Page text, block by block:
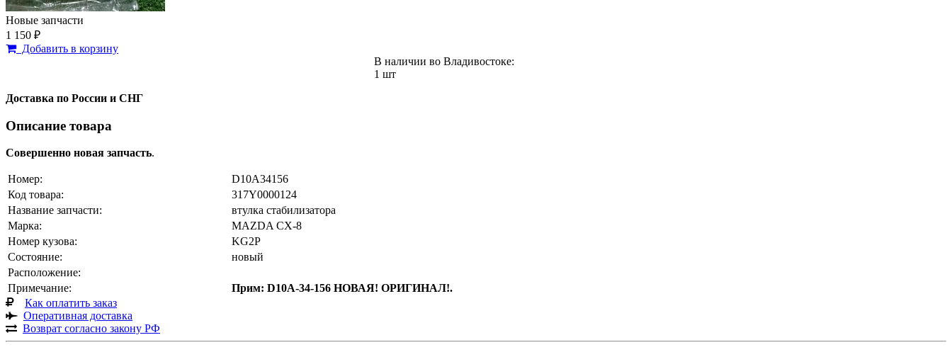
Новые запчасти
1 150 ₽
Добавить в корзину
В наличии во Владивостоке:
1 шт
Доставка по России и СНГ
Описание товара
Совершенно новая запчасть.
Номер:
D10A34156
Код товара:
317Y0000124
Название запчасти:
втулка стабилизатора
Марка:
MAZDA CX-8
Номер кузова:
KG2P
Состояние:
новый
Расположение:
Примечание:
Прим: D10A-34-156 НОВАЯ! ОРИГИНАЛ!.
Как оплатить заказ
Оперативная доставка
Возврат согласно закону РФ